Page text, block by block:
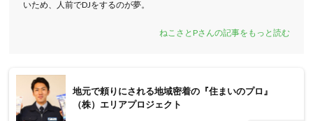
いため、人前でDJをするのが夢。
ねこさとPさんの記事をもっと読む
地元で頼りにされる地域密着の『住まいのプロ』
（株）エリアプロジェクト